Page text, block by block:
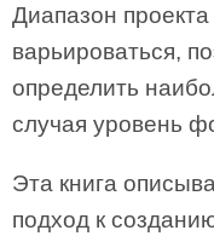
Диапазон
варьироваться,
определить
случая уровень
Эта книга
подход к